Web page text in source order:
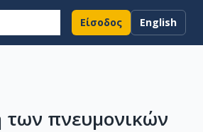
Είσοδος English
των πνευμονικών